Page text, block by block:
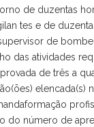
de duzentas
tes e de
de
das atividades
de três a
elencada(s)
do número de